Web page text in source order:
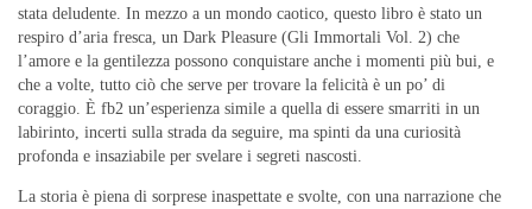
stata deludente. In mezzo a un mondo caotico, questo libro è stato un
respiro d’aria fresca, un Dark Pleasure (Gli Immortali Vol. 2) che
l’amore e la gentilezza possono conquistare anche i momenti più bui, e
che a volte, tutto ciò che serve per trovare la felicità è un po’ di
coraggio. È fb2 un’esperienza simile a quella di essere smarriti in un
labirinto, incerti sulla strada da seguire, ma spinti da una curiosità
profonda e insaziabile per svelare i segreti nascosti.
La storia è piena di sorprese inaspettate e svolte, con una narrazione che